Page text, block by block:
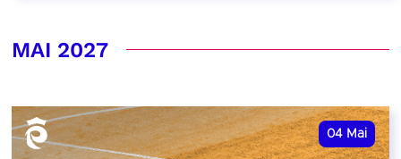
MAI 2027
04 Mai